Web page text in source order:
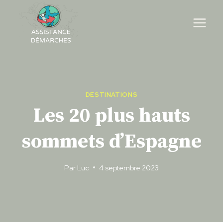
content
DESTINATIONS
Les 20 plus hauts
sommets d’Espagne
Par Luc 4 septembre 2023